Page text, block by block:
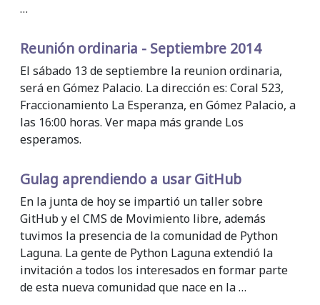
…
Reunión ordinaria - Septiembre 2014
El sábado 13 de septiembre la reunion ordinaria,
será en Gómez Palacio. La dirección es: Coral 523,
Fraccionamiento La Esperanza, en Gómez Palacio, a
las 16:00 horas. Ver mapa más grande Los
esperamos.
Gulag aprendiendo a usar GitHub
En la junta de hoy se impartió un taller sobre
GitHub y el CMS de Movimiento libre, además
tuvimos la presencia de la comunidad de Python
Laguna. La gente de Python Laguna extendió la
invitación a todos los interesados en formar parte
de esta nueva comunidad que nace en la …